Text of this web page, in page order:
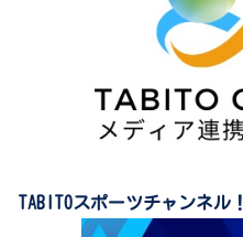
TABITOスポーツチャンネル！